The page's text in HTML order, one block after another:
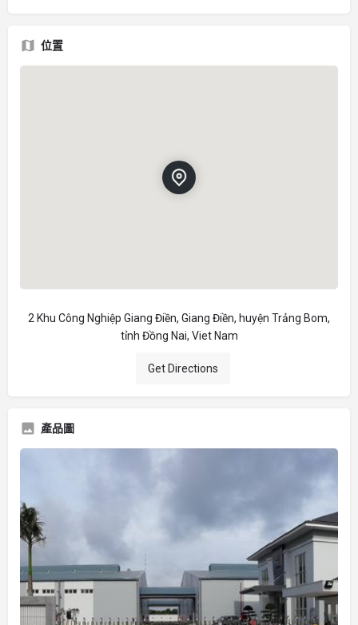
位置
2 Khu Công Nghiệp Giang Điền, Giang Điền, huyện Trảng Bom,
tỉnh Đồng Nai, Viet Nam
Get Directions
產品圖